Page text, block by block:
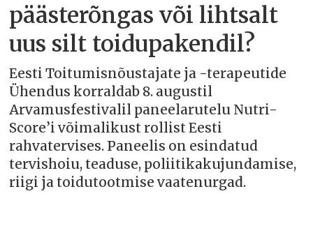
päästerõngas või lihtsalt
uus silt toidupakendil?
Eesti Toitumisnõustajate ja -terapeutide
Ühendus korraldab 8. augustil
Arvamusfestivalil paneelarutelu Nutri-
Score’i võimalikust rollist Eesti
rahvatervises. Paneelis on esindatud
tervishoiu, teaduse, poliitikakujundamise,
riigi ja toidutootmise vaatenurgad.